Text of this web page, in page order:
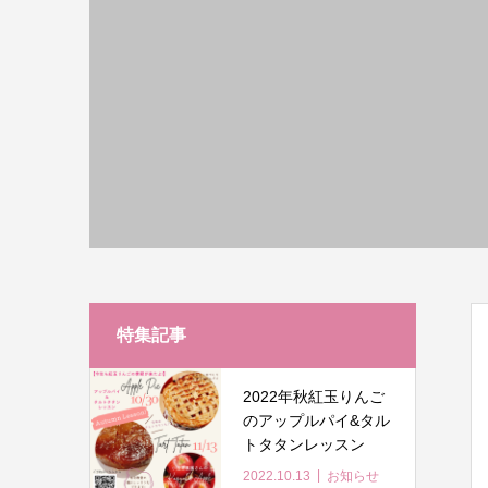
特集記事
2022年秋紅玉りんご
のアップルパイ&タル
トタタンレッスン
2022.10.13 お知らせ